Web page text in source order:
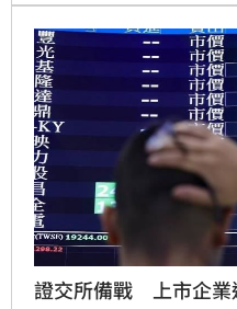
參與國際市場佈局。台經
及部分傳統產業輸美競爭
將維持穩健成長趨勢。然
動、高關稅政策及中國內
口動能的影響，整體製造
證交所備戰 上市企業